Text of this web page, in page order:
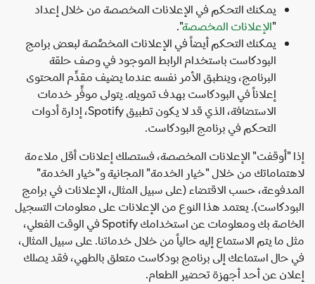
يمكنك التحكم في الإعلانات المخصصة من خلال إعداد
الإعلانات المخصصة".
يمكنك التحكم أيضاً في الإعلانات المخصَّصة لبعض برامج
البودكاست باستخدام الرابط الموجود في وصف حلقة
البرنامج، وينطبق الأمر نفسه عندما يضيف مقدِّم المحتوى
إعلاناً في البودكاست بهدف تمويله. يتولى موفِّر خدمات
الاستضافة، الذي قد لا يكون تطبيق Spotify، إدارة أدوات
التحكم في برنامج البودكاست.
"أوقفت" الإعلانات المخصصة، فستصلك إعلانات أقل ملاءمة
من خلال "خيار الخدمة" المجانية و"خيار الخدمة"
حسب الاقتضاء (على سبيل المثال، الإعلانات في برامج
يعتمد هذا النوع من الإعلانات على معلومات التسجيل
الخاصة بك ومعلومات عن استخدامك Spotify في الوقت الفعلي،
ما يتم الاستماع إليه حالياً من خلال خدماتنا. على سبيل المثال،
استماعك إلى برنامج بودكاست متعلق بالطهي، فقد يصلك
عن أحد أجهزة تحضير الطعام.